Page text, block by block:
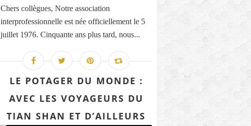
Chers collègues, Notre association
interprofessionnelle est née officiellement le 5
juillet 1976. Cinquante ans plus tard, nous...
LE POTAGER DU MONDE :
AVEC LES VOYAGEURS DU
TIAN SHAN ET D’AILLEURS